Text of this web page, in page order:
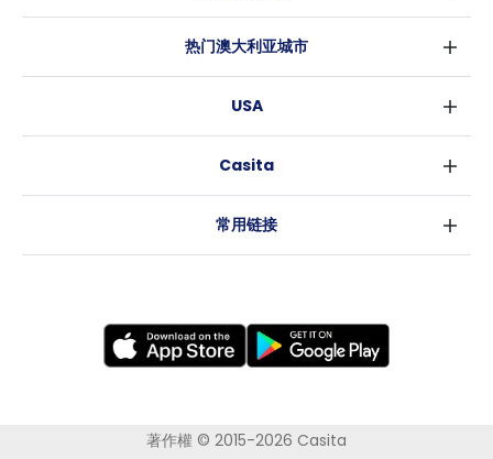
伦敦
爱丁堡
利兹
考文垂
莱斯特
纽卡斯尔
热门澳大利亚城市
布里斯班
阿德莱德
USA
洛杉矶
Casita
常用链接
著作權 © 2015-2026 Casita